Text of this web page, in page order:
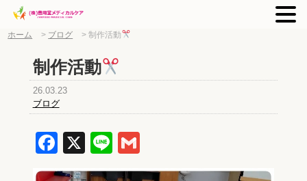
ホーム > ブログ >制作活動
制作活動
26.03.23
ブログ
Facebook
X Line